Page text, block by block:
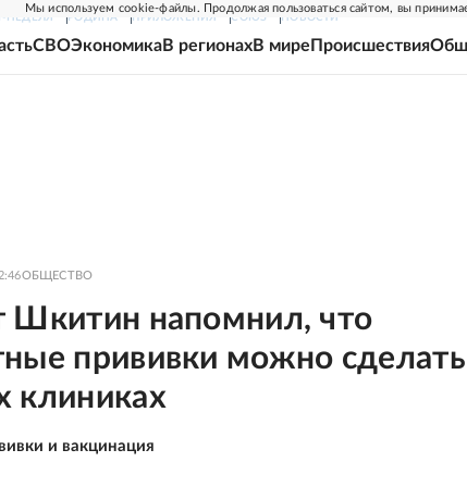
Мы используем cookie-файлы. Продолжая пользоваться сайтом, вы
НЕДЕЛЯ РОДИНА ПРИЛОЖЕНИЯ СОЮЗ НОВОСТИ
СВОЭкономикаВ регионахВ мире Происшествия
ОБЩЕСТВО
Шкитин напомнил, что
прививки можно
клиниках
и вакцинация